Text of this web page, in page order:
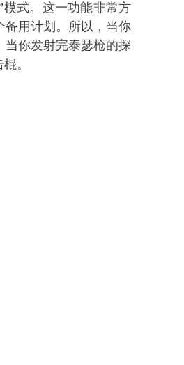
模式。这一功能非常方
备用计划。所以，当你
你发射完泰瑟枪的探
棍。